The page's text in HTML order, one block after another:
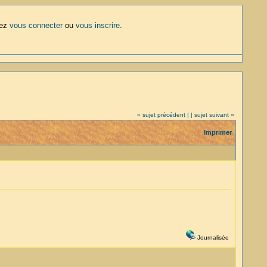
vous connecterou vous inscrire.
« sujet précédent | | sujet suivant »
Imprimer
Journalisée